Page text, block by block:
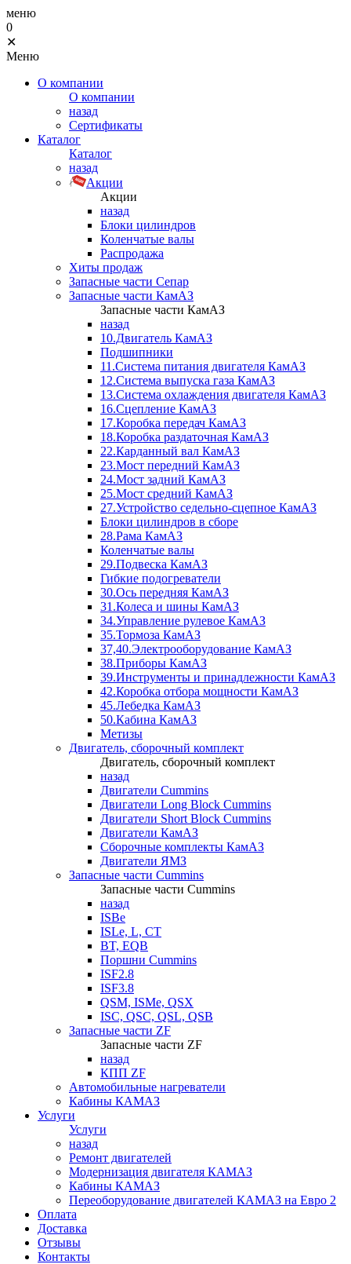
меню
0
✕
Меню
О компании
О компании
назад
Сертификаты
Каталог
Каталог
назад
Акции
Акции
назад
Блоки цилиндров
Коленчатые валы
Распродажа
Хиты продаж
Запасные части Сепар
Запасные части КамАЗ
Запасные части КамАЗ
назад
10.Двигатель КамАЗ
Подшипники
11.Система питания двигателя КамАЗ
12.Система выпуска газа КамАЗ
13.Система охлаждения двигателя КамАЗ
16.Сцепление КамАЗ
17.Коробка передач КамАЗ
18.Коробка раздаточная КамАЗ
22.Карданный вал КамАЗ
23.Мост передний КамАЗ
24.Мост задний КамАЗ
25.Мост средний КамАЗ
27.Устройство седельно-сцепное КамАЗ
Блоки цилиндров в сборе
28.Рама КамАЗ
Коленчатые валы
29.Подвеска КамАЗ
Гибкие подогреватели
30.Ось передняя КамАЗ
31.Колеса и шины КамАЗ
34.Управление рулевое КамАЗ
35.Тормоза КамАЗ
37,40.Электрооборудование КамАЗ
38.Приборы КамАЗ
39.Инструменты и принадлежности КамАЗ
42.Коробка отбора мощности КамАЗ
45.Лебедка КамАЗ
50.Кабина КамАЗ
Метизы
Двигатель, сборочный комплект
Двигатель, сборочный комплект
назад
Двигатели Cummins
Двигатели Long Bloсk Cummins
Двигатели Short Bloсk Cummins
Двигатели КамАЗ
Сборочные комплекты КамАЗ
Двигатели ЯМЗ
Запасные части Cummins
Запасные части Cummins
назад
ISBe
ISLe, L, CT
BT, EQB
Поршни Cummins
ISF2.8
ISF3.8
QSM, ISMe, QSX
ISC, QSC, QSL, QSB
Запасные части ZF
Запасные части ZF
назад
КПП ZF
Автомобильные нагреватели
Кабины КАМАЗ
Услуги
Услуги
назад
Ремонт двигателей
Модернизация двигателя КАМАЗ
Кабины КАМАЗ
Переоборудование двигателей КАМАЗ на Евро 2
Оплата
Доставка
Отзывы
Контакты